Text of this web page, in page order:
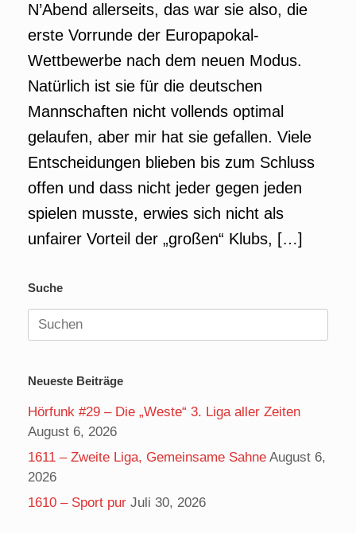
N’Abend allerseits, das war sie also, die
erste Vorrunde der Europapokal-
Wettbewerbe nach dem neuen Modus.
Natürlich ist sie für die deutschen
Mannschaften nicht vollends optimal
gelaufen, aber mir hat sie gefallen. Viele
Entscheidungen blieben bis zum Schluss
offen und dass nicht jeder gegen jeden
spielen musste, erwies sich nicht als
unfairer Vorteil der „großen“ Klubs, […]
Suche
Suchen
nach:
Neueste Beiträge
Hörfunk #29 – Die „Weste“ 3. Liga aller Zeiten
August 6, 2026
1611 – Zweite Liga, Gemeinsame Sahne August 6,
2026
1610 – Sport pur Juli 30, 2026